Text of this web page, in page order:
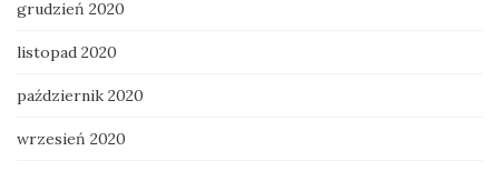
grudzień 2020
listopad 2020
październik 2020
wrzesień 2020